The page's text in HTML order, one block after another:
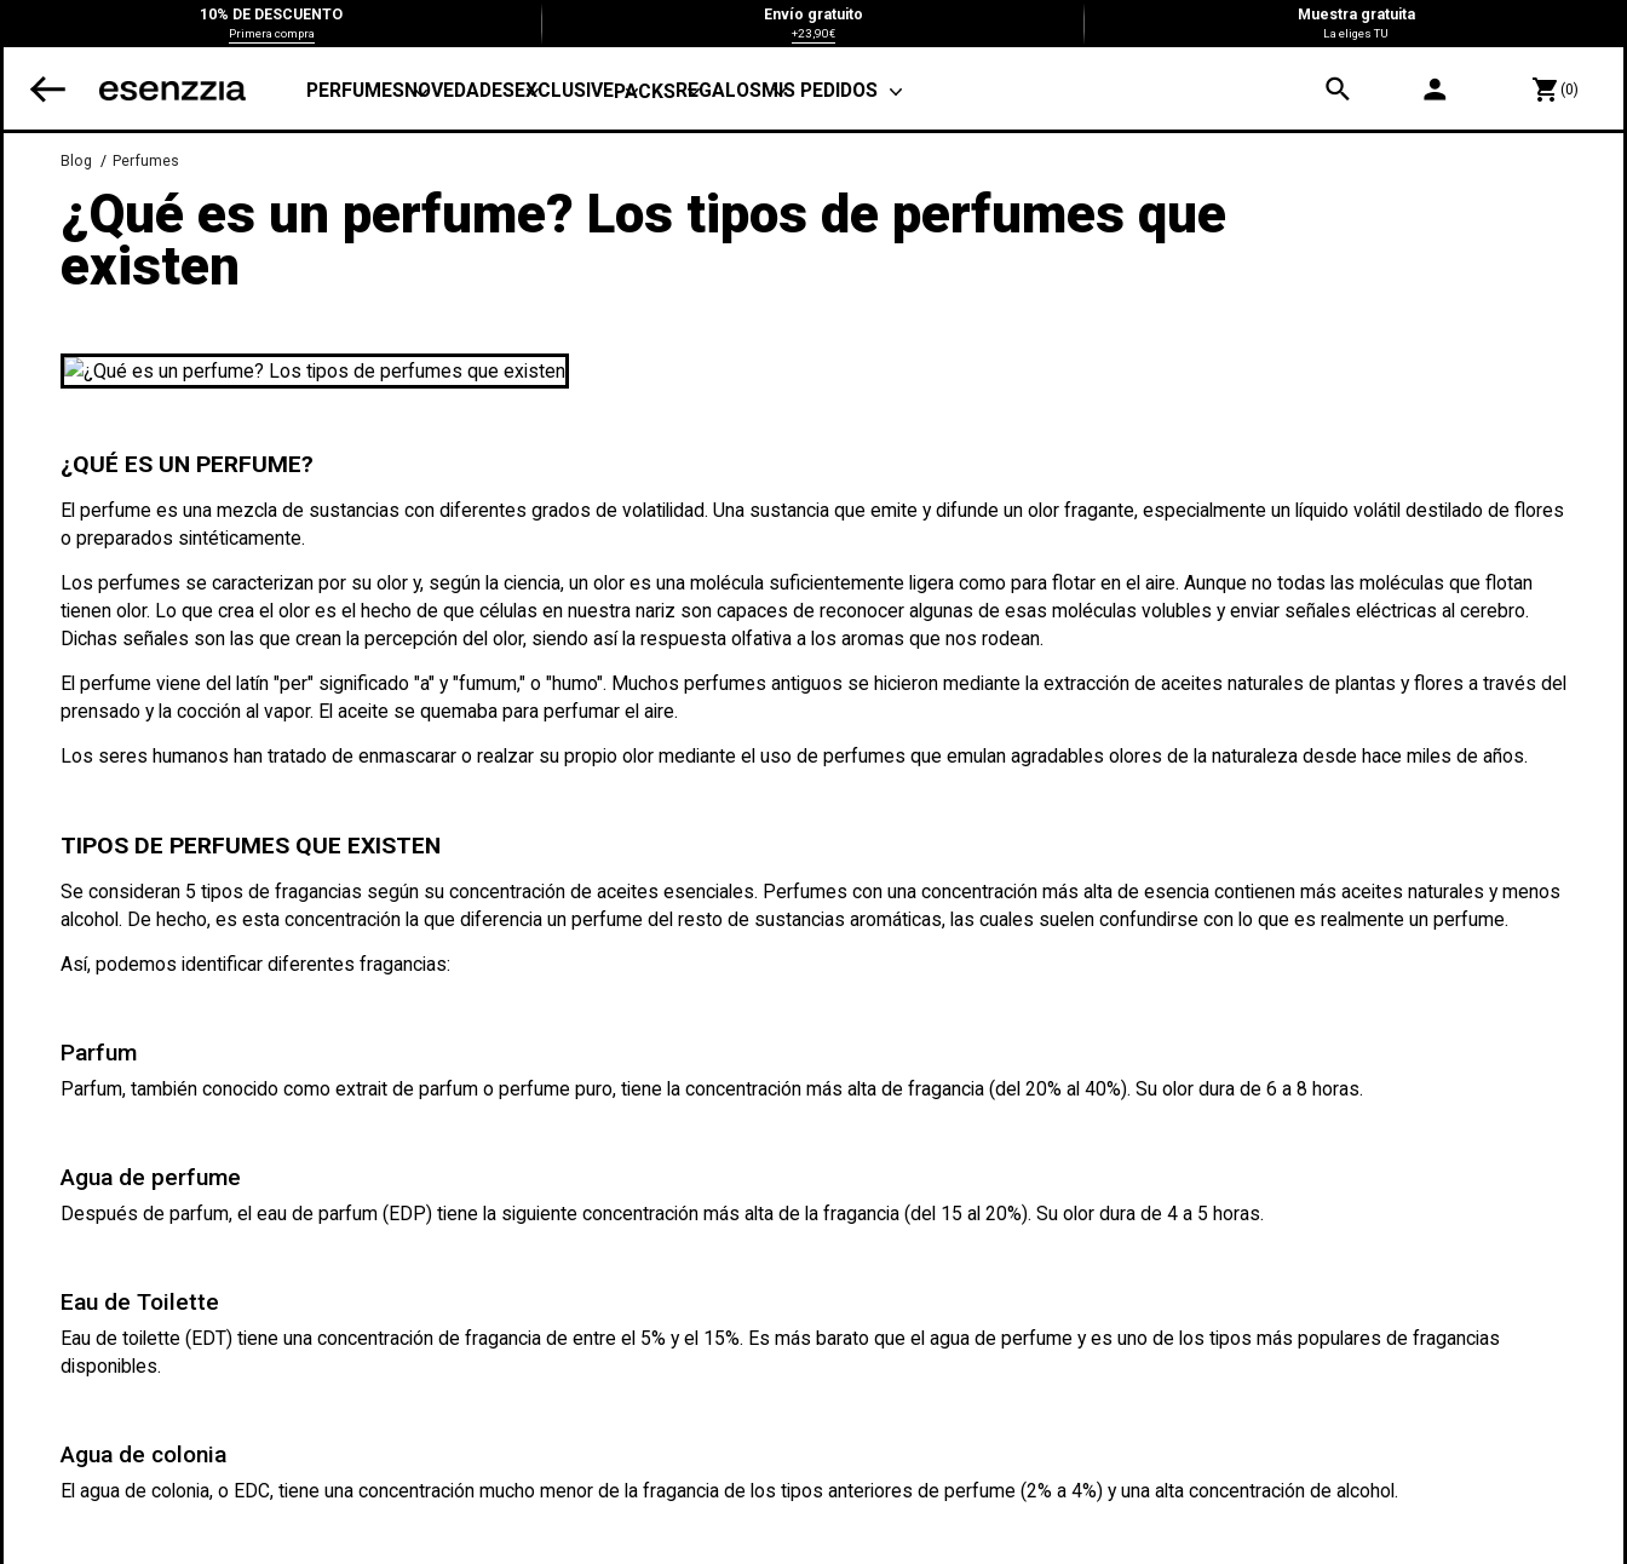
10% DE DESCUENTO
Primera compra
Envío gratuito
+23,90€
Muestra gratuita
La eliges TU
PERFUMESNOVEDADESEXCLUSIVEPACKSREGALOSMIS PEDIDOS search person shopping_cart(0)
Blog Perfumes
¿Qué es un perfume? Los tipos de perfumes que
existen
¿QUÉ ES UN PERFUME?
El perfume es una mezcla de sustancias con diferentes grados de volatilidad. Una sustancia que emite y difunde un olor fragante, especialmente un líquido volátil destilado de flores
o preparados sintéticamente.
Los perfumes se caracterizan por su olor y, según la ciencia, un olor es una molécula suficientemente ligera como para flotar en el aire. Aunque no todas las moléculas que flotan
tienen olor. Lo que crea el olor es el hecho de que células en nuestra nariz son capaces de reconocer algunas de esas moléculas volubles y enviar señales eléctricas al cerebro.
Dichas señales son las que crean la percepción del olor, siendo así la respuesta olfativa a los aromas que nos rodean.
El perfume viene del latín "per" significado "a" y "fumum," o "humo". Muchos perfumes antiguos se hicieron mediante la extracción de aceites naturales de plantas y flores a través del
prensado y la cocción al vapor. El aceite se quemaba para perfumar el aire.
Los seres humanos han tratado de enmascarar o realzar su propio olor mediante el uso de perfumes que emulan agradables olores de la naturaleza desde hace miles de años.
TIPOS DE PERFUMES QUE EXISTEN
Se consideran 5 tipos de fragancias según su concentración de aceites esenciales. Perfumes con una concentración más alta de esencia contienen más aceites naturales y menos
alcohol. De hecho, es esta concentración la que diferencia un perfume del resto de sustancias aromáticas, las cuales suelen confundirse con lo que es realmente un perfume.
Así, podemos identificar diferentes fragancias:
Parfum
Parfum, también conocido como extrait de parfum o perfume puro, tiene la concentración más alta de fragancia (del 20% al ​​40%). Su olor dura de 6 a 8 horas.
Agua de perfume
Después de parfum, el eau de parfum (EDP) tiene la siguiente concentración más alta de la fragancia (del 15 al 20%). Su olor dura de 4 a 5 horas.
Eau de Toilette
Eau de toilette (EDT) tiene una concentración de fragancia de entre el 5% y el 15%. Es más barato que el agua de perfume y es uno de los tipos más populares de fragancias
disponibles.
Agua de colonia
El agua de colonia, o EDC, tiene una concentración mucho menor de la fragancia de los tipos anteriores de perfume (2% a 4%) y una alta concentración de alcohol.